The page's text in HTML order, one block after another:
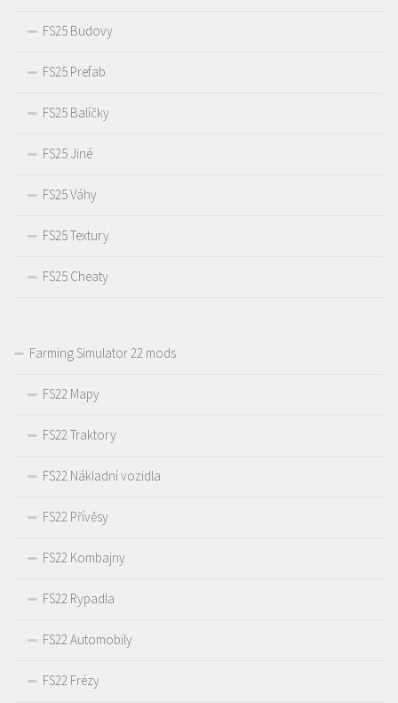
FS25 Budovy
FS25 Prefab
FS25 Balíčky
FS25 Jiné
FS25 Váhy
FS25 Textury
FS25 Cheaty
Farming Simulator 22 mods
FS22 Mapy
FS22 Traktory
FS22 Nákladní vozidla
FS22 Přívěsy
FS22 Kombajny
FS22 Rypadla
FS22 Automobily
FS22 Frézy